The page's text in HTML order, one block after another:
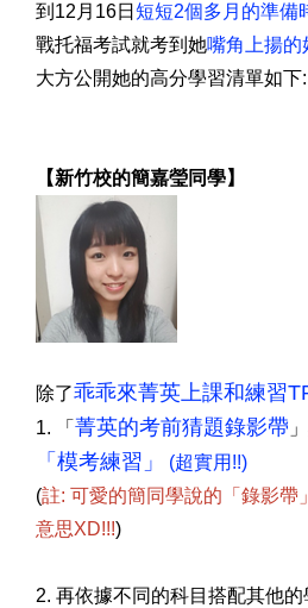
到12月16日 短短2個多月的準備
戰托福考試就考到她嘴角上揚的
大方公開她的高分學習清單如下:
【新竹校的簡嘉瑩同學】
除了乖乖來菁英上課和練習
1. 「 菁英的考前猜題錄影帶
「模考練習」
(超實用!!)
(註: 可愛的簡同學說的「錄影帶
意思XD!!!)
2. 再依據不同的科目搭配其他的